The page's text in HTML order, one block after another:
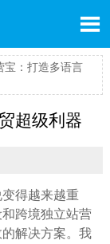

宝：打造多语言
超级利器
得越来越重
跨境独立站营
解决方案。我